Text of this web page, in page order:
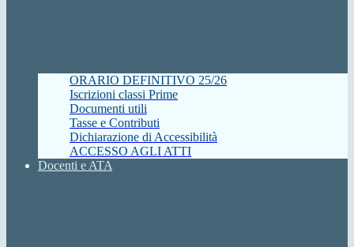
ORARIO DEFINITIVO 25/26
Iscrizioni classi Prime
Documenti utili
Tasse e Contributi
Dichiarazione di Accessibilità
ACCESSO AGLI ATTI
Docenti e ATA